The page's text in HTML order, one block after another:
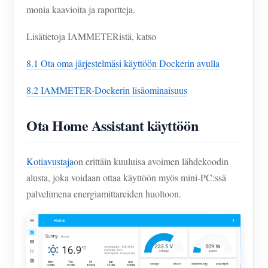
monia kaavioita ja raportteja.
Lisätietoja IAMMETERistä, katso
8.1 Ota oma järjestelmäsi käyttöön Dockerin avulla
8.2 IAMMETER-Dockerin lisäominaisuus
Ota Home Assistant käyttöön
Kotiavustajaon erittäin kuuluisa avoimen lähdekoodin
alusta, joka voidaan ottaa käyttöön myös mini-PC:ssä
palvelimena energiamittareiden huoltoon.